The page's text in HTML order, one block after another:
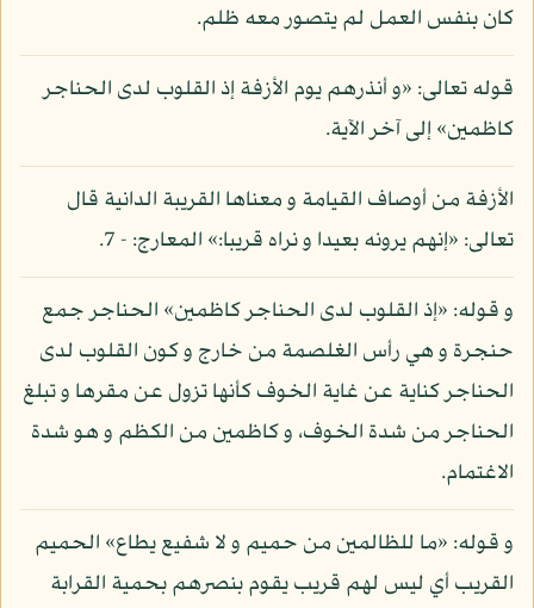
كان بنفس العمل لم يتصور معه ظلم.
قوله تعالى: «و أنذرهم يوم الأزفة إذ القلوب لدى الحناجر
كاظمين» إلى آخر الآية.
الأزفة من أوصاف القيامة و معناها القريبة الدانية قال
تعالى: «إنهم يرونه بعيدا و نراه قريبا:» المعارج: - 7.
و قوله: «إذ القلوب لدى الحناجر كاظمين» الحناجر جمع
حنجرة و هي رأس الغلصمة من خارج و كون القلوب لدى
الحناجر كناية عن غاية الخوف كأنها تزول عن مقرها و تبلغ
الحناجر من شدة الخوف، و كاظمين من الكظم و هو شدة
الاغتمام.
و قوله: «ما للظالمين من حميم و لا شفيع يطاع» الحميم
القريب أي ليس لهم قريب يقوم بنصرهم بحمية القرابة